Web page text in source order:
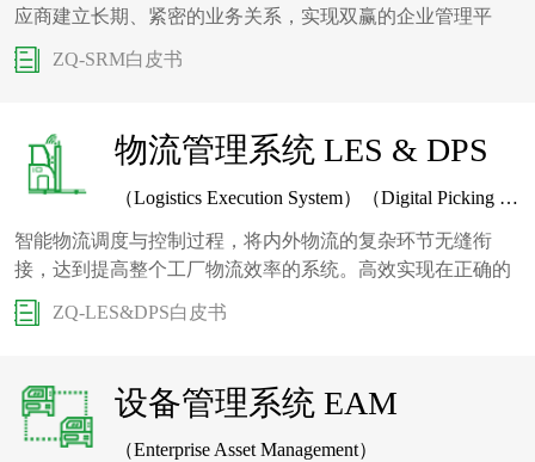
应商建立长期、紧密的业务关系，实现双赢的企业管理平
台。
ZQ-SRM白皮书
物流管理系统 LES & DPS
（Logistics Execution System）（Digital Picking System）
智能物流调度与控制过程，将内外物流的复杂环节无缝衔
接，达到提高整个工厂物流效率的系统。高效实现在正确的
时间，将正确的物料通过正确的方式送到正确的工位。
ZQ-LES&DPS白皮书
设备管理系统 EAM
（Enterprise Asset Management）